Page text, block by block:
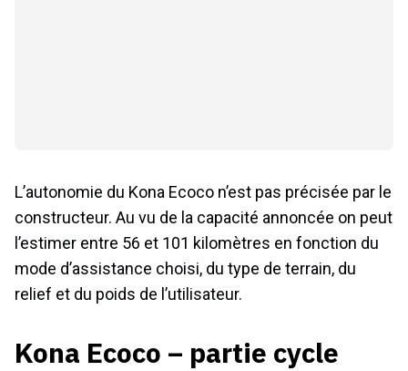
L’autonomie du Kona Ecoco n’est pas précisée par le
constructeur. Au vu de la capacité annoncée on peut
l’estimer entre 56 et 101 kilomètres en fonction du
mode d’assistance choisi, du type de terrain, du
relief et du poids de l’utilisateur.
Kona Ecoco – partie cycle